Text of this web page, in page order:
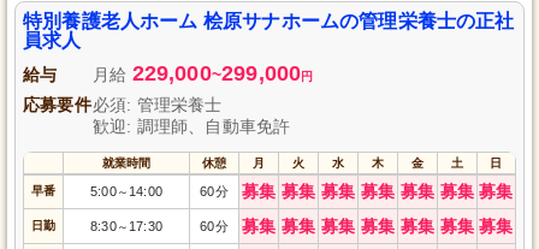
特別養護老人ホーム 桧原サナホームの管理栄養士の正社
員求人
給与 月給 229,000~299,000円
応募要件必須: 管理栄養士
歓迎: 調理師、自動車免許
就業時間 休憩 月 火 水 木 金 土 日
早番 5:00～ 14:00 60分 募集 募集 募集 募集 募集 募集 募集
日勤 8:30～ 17:30 60分 募集 募集 募集 募集 募集 募集 募集